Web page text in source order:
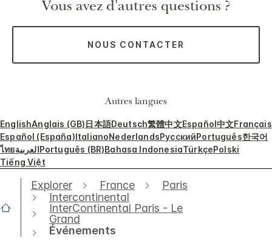
Vous avez d'autres questions ?
NOUS CONTACTER
Autres langues
EnglishAnglais (GB)日本語Deutsch繁體中文Español中文Français
Español (España)ItalianoNederlandsРусскийPortuguês한국어
ไทยالعربيةPortuguês (BR)Bahasa IndonesiaTürkçePolski
Tiếng Việt
Explorer France
Paris
Intercontinental
InterContinental Paris - Le
Grand
Événements